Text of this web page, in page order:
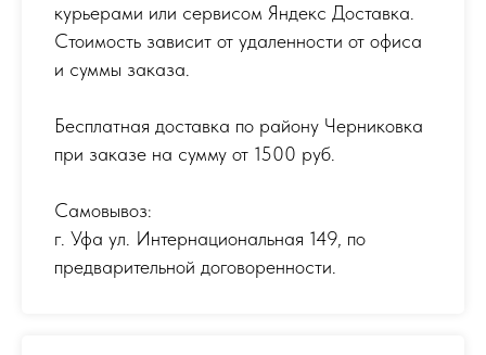
курьерами или сервисом Яндекс Доставка.
Стоимость зависит от удаленности от офиса
и суммы заказа.
Бесплатная доставка по району Черниковка
при заказе на сумму от 1500 руб.
Самовывоз:
г. Уфа ул. Интернациональная 149, по
предварительной договоренности.